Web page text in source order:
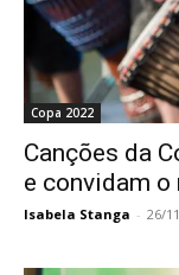
Copa 2022
Canções da
e convidam o
Isabela Stanga - 26/